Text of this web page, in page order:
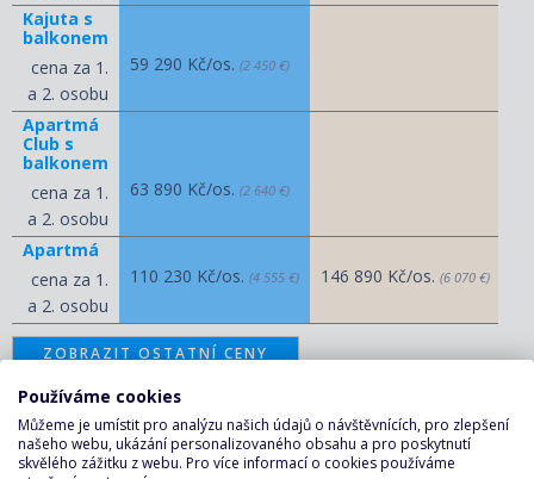
Kajuta s
balkonem
cena za 1.
a 2. osobu
59 290 Kč/os. (2 450 €)
Apartmá
Club s
balkonem
cena za 1.
a 2. osobu
63 890 Kč/os. (2 640 €)
Apartmá
cena za 1.
a 2. osobu
110 230 Kč/os. (4 555 €) 146 890 Kč/os. (6 070 €)
ZOBRAZIT OSTATNÍ CENY
KALKULAČKA A POPTÁVKA
PLAVBY ↑
Používáme cookies
Můžeme je umístit pro analýzu našich údajů o návštěvnících, pro zlepšení
našeho webu, ukázání personalizovaného obsahu a pro poskytnutí
skvělého zážitku z webu. Pro více informací o cookies používáme